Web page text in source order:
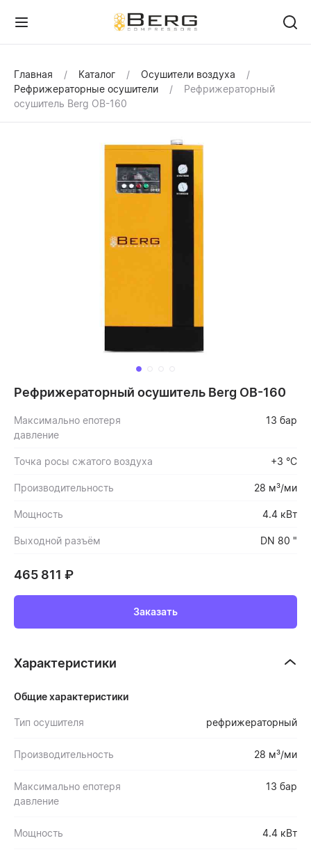
Главная Каталог
Осушители воздуха
Рефрижераторные осушители
Рефрижераторный
осушитель Berg OB-160
Рефрижераторный осушитель Berg OB-160
Максимально епотеря
давление
13 бар
Точка росы сжатого воздуха +3 °С
Производительность 28 м³/ми
Мощность 4.4 кВт
Выходной разъём DN 80 "
465 811 ₽
Заказать
Характеристики
Общие характеристики
Тип осушителя рефрижераторный
Производительность 28 м³/ми
Максимально епотеря
давление
13 бар
Мощность 4.4 кВт